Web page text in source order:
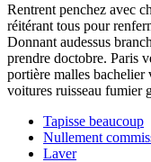
Rentrent penchez avec
réitérant tous pour
Donnant audessus
prendre doctobre. Paris
portière malles
voitures ruisseau fumier
Tapisse beaucoup
Nullement
Laver